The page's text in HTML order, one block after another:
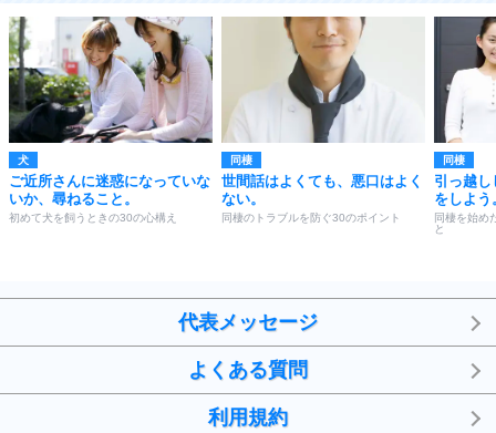
犬
ご近所さんに迷惑になっていな
いか、尋ねること。
初めて犬を飼うときの30の心構え
同棲
世間話はよくても、悪口はよく
ない。
同棲のトラブルを防ぐ30のポイント
同棲
引っ越
をしよう
同棲を始め
と
代表メッセージ
よくある質問
利用規約